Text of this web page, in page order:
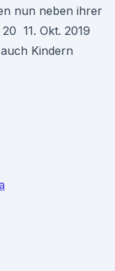
nun neben ihrer
11. Okt. 2019
Kindern